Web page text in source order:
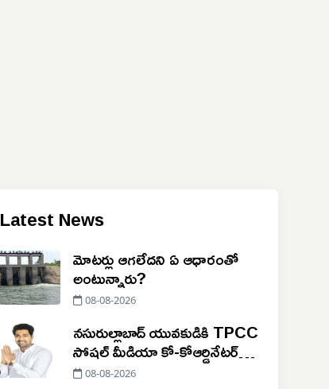
Latest News
మోటర్లు ఆగలేదని ఏ ఆధారంతో
అంటున్నారు?
08-08-2026
నసురుల్లాబాద్ యువకుడికి TPCC
సోషల్ మీడియా కో-కోఆర్డినేటర్
బాధ్యతలు
08-08-2026